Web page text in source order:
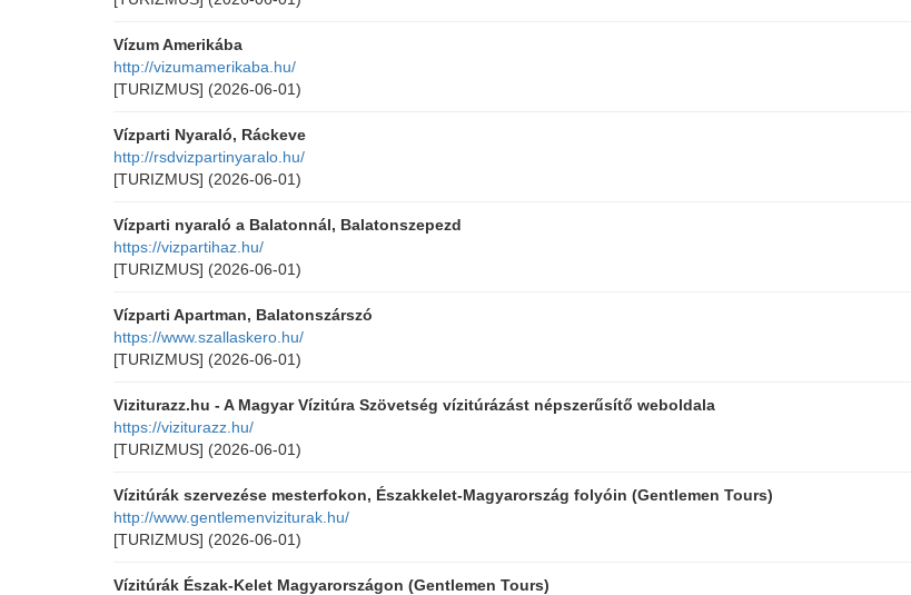
Vízum Amerikába
http://vizumamerikaba.hu/
[TURIZMUS] (2026-06-01)
Vízparti Nyaraló, Ráckeve
http://rsdvizpartinyaralo.hu/
[TURIZMUS] (2026-06-01)
Vízparti nyaraló a Balatonnál, Balatonszepezd
https://vizpartihaz.hu/
[TURIZMUS] (2026-06-01)
Vízparti Apartman, Balatonszárszó
https://www.szallaskero.hu/
[TURIZMUS] (2026-06-01)
Viziturazz.hu - A Magyar Vízitúra Szövetség vízitúrázást népszerűsítő weboldala
https://viziturazz.hu/
[TURIZMUS] (2026-06-01)
Vízitúrák szervezése mesterfokon, Északkelet-Magyarország folyóin (Gentlemen Tours)
http://www.gentlemenviziturak.hu/
[TURIZMUS] (2026-06-01)
Vízitúrák Észak-Kelet Magyarországon (Gentlemen Tours)